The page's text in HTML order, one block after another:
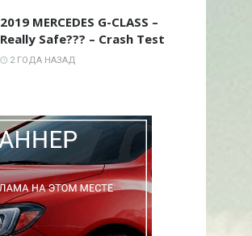
2019 MERCEDES G-CLASS –
Really Safe??? – Crash Test
2 ГОДА НАЗАД